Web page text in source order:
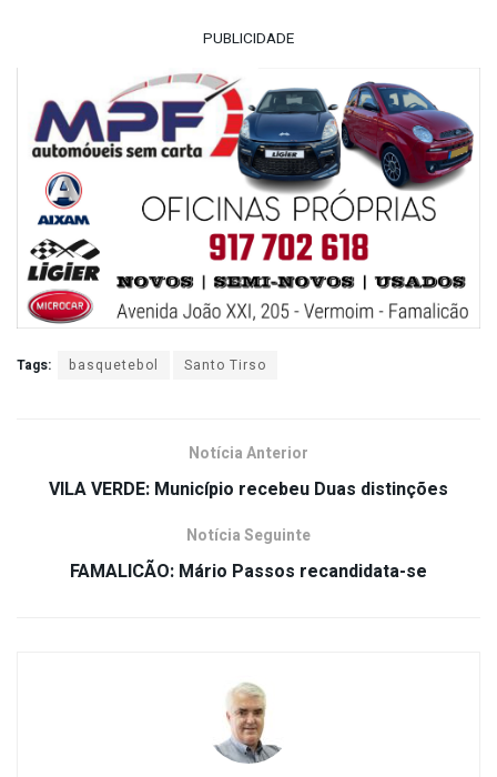
PUBLICIDADE
Tags: basquetebol Santo Tirso
Notícia Anterior
VILA VERDE: Município recebeu Duas distinções
Notícia Seguinte
FAMALICÃO: Mário Passos recandidata-se